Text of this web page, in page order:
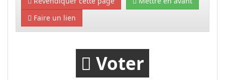
Faire un lien
Voter